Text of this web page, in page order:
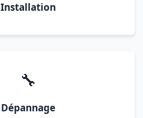
Installation
🔧
Dépannage